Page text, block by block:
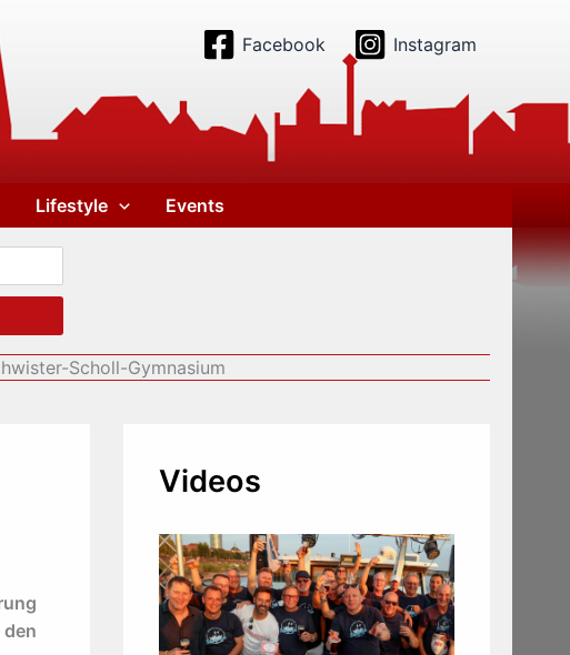
Facebook Instagram
Lifestyle Events
Scholl-Gymnasium
Videos